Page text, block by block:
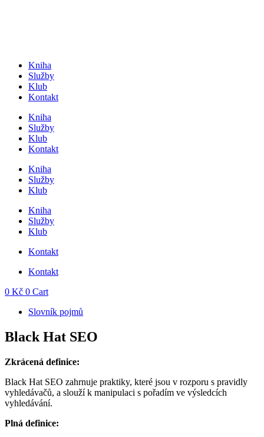
Kniha
Služby
Klub
Kontakt
Kniha
Služby
Klub
Kontakt
Kniha
Služby
Klub
Kniha
Služby
Klub
Kontakt
Kontakt
0 Kč 0 Cart
Slovník pojmů
Black Hat SEO
Zkrácená definice:
Black Hat SEO zahrnuje praktiky, které jsou v rozporu s pravidly
vyhledávačů, a slouží k manipulaci s pořadím ve výsledcích
vyhledávání.
Plná definice: